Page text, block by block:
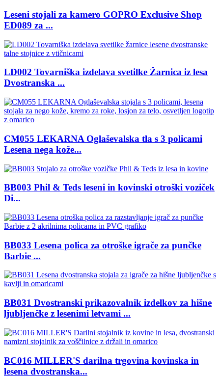
Leseni stojali za kamero GOPRO Exclusive Shop
ED089 za ...
LD002 Tovarniška izdelava svetilke Žarnica iz lesa
Dvostranska ...
CM055 LEKARNA Oglaševalska tla s 3 policami
Lesena nega kože...
BB003 Phil & Teds leseni in kovinski otroški voziček
Di...
BB033 Lesena polica za otroške igrače za punčke
Barbie ...
BB031 Dvostranski prikazovalnik izdelkov za hišne
ljubljenčke z lesenimi letvami ...
BC016 MILLER'S darilna trgovina kovinska in
lesena dvostranska...